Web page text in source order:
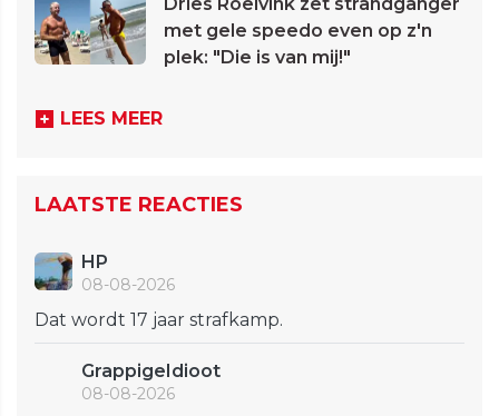
met gele speedo even op z'n
plek: "Die is van mij!"
LEES MEER
LAATSTE REACTIES
HP
08-08-2026
Dat wordt 17 jaar strafkamp.
GrappigeIdioot
08-08-2026